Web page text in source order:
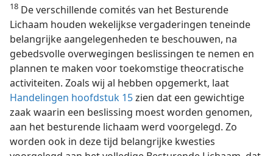
18 De verschillende comités van het Besturende
Lichaam houden wekelijkse vergaderingen teneinde
belangrijke aangelegenheden te beschouwen, na
gebedsvolle overwegingen beslissingen te nemen en
plannen te maken voor toekomstige theocratische
activiteiten. Zoals wij al hebben opgemerkt, laat
Handelingen hoofdstuk 15zien dat een gewichtige
zaak waarin een beslissing moest worden genomen,
aan het besturende lichaam werd voorgelegd. Zo
worden ook in deze tijd belangrijke kwesties